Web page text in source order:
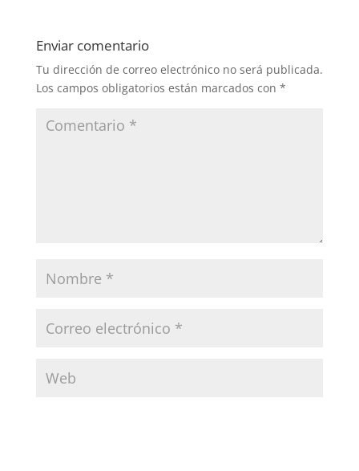
Enviar comentario
Tu dirección de correo electrónico no será publicada.
Los campos obligatorios están marcados con *